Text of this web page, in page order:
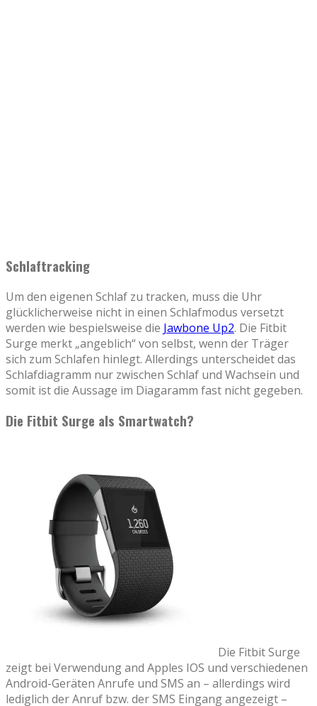
Schlaftracking
Um den eigenen Schlaf zu tracken, muss die Uhr
glücklicherweise nicht in einen Schlafmodus versetzt
werden wie bespielsweise die Jawbone Up2. Die Fitbit
Surge merkt „angeblich“ von selbst, wenn der Träger
sich zum Schlafen hinlegt. Allerdings unterscheidet das
Schlafdiagramm nur zwischen Schlaf und Wachsein und
somit ist die Aussage im Diagaramm fast nicht gegeben.
Die Fitbit Surge als Smartwatch?
Die Fitbit Surge
zeigt bei Verwendung and Apples IOS und verschiedenen
Android-Geräten Anrufe und SMS an – allerdings wird
lediglich der Anruf bzw. der SMS Eingang angezeigt –